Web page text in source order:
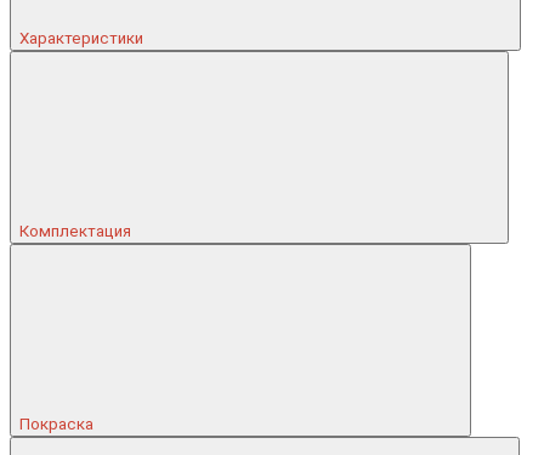
Характеристики
Комплектация
Покраска